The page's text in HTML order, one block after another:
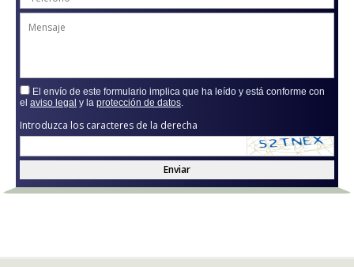
El envío de este formulario implica que ha leído y está conforme con
el aviso legal y la protección de datos
Introduzca los caracteres de la derecha
Enviar